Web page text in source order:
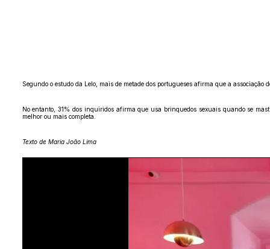
Segundo o estudo da Lelo, mais de metade dos portugueses afirma que a
No entanto, 31% dos inquiridos afirma que usa brinquedos sexuais quando se
melhor ou mais completa.
Texto de Maria João Lima